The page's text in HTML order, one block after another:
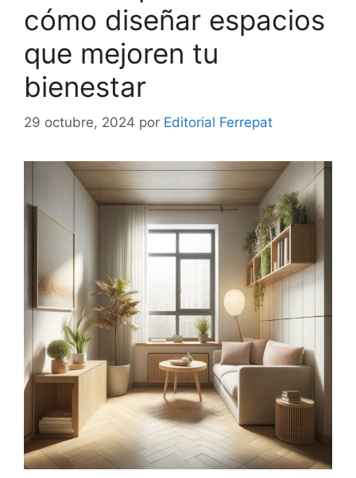
cómo diseñar espacios
que mejoren tu
bienestar
29 octubre, 2024 por Editorial Ferrepat